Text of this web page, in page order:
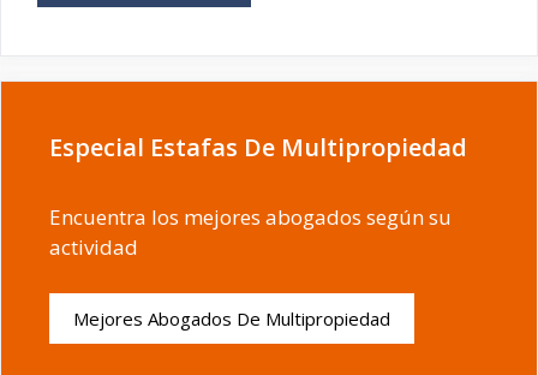
Especial Estafas De Multipropiedad
Encuentra los mejores abogados según su
actividad
Mejores Abogados De Multipropiedad